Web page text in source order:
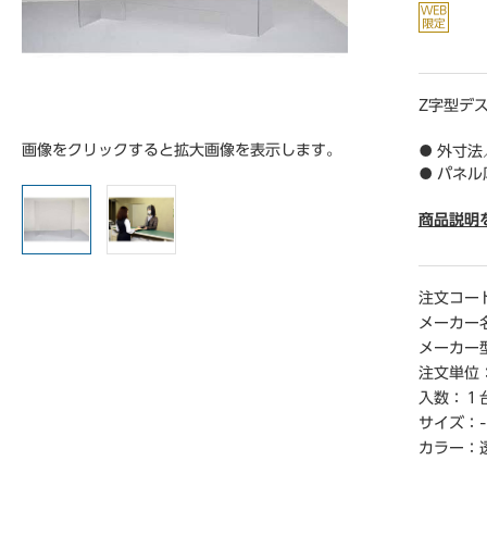
画像をクリックすると拡大画像を表示します。
Z字型デ
● 外寸法
● パネル
● 質量／
● 仕様／
プ
● 単位／
【ご注意
※完成品
【返品に
※開梱後
商品説明
注文コー
メーカー
メーカー
注文単位
入数：
１
サイズ： -
カラー：